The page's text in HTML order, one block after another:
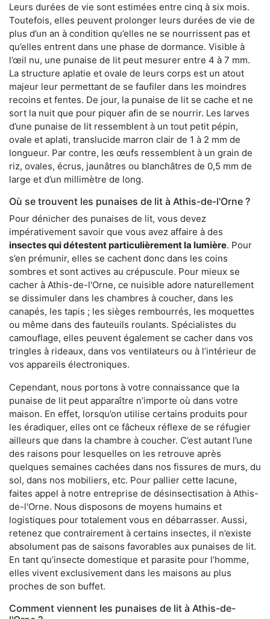
Leurs durées de vie sont estimées entre cinq à six mois.
Toutefois, elles peuvent prolonger leurs durées de vie de
plus d’un an à condition qu’elles ne se nourrissent pas et
qu’elles entrent dans une phase de dormance. Visible à
l’œil nu, une punaise de lit peut mesurer entre 4 à 7 mm.
La structure aplatie et ovale de leurs corps est un atout
majeur leur permettant de se faufiler dans les moindres
recoins et fentes. De jour, la punaise de lit se cache et ne
sort la nuit que pour piquer afin de se nourrir. Les larves
d’une punaise de lit ressemblent à un tout petit pépin,
ovale et aplati, translucide marron clair de 1 à 2 mm de
longueur. Par contre, les œufs ressemblent à un grain de
riz, ovales, écrus, jaunâtres ou blanchâtres de 0,5 mm de
large et d’un millimètre de long.
Où se trouvent les punaises de lit à Athis-de-l'Orne ?
Pour dénicher des punaises de lit, vous devez
impérativement savoir que vous avez affaire à des
insectes qui détestent particulièrement la lumière. Pour
s’en prémunir, elles se cachent donc dans les coins
sombres et sont actives au crépuscule. Pour mieux se
cacher à Athis-de-l'Orne, ce nuisible adore naturellement
se dissimuler dans les chambres à coucher, dans les
canapés, les tapis ; les sièges rembourrés, les moquettes
ou même dans des fauteuils roulants. Spécialistes du
camouflage, elles peuvent également se cacher dans vos
tringles à rideaux, dans vos ventilateurs ou à l’intérieur de
vos appareils électroniques.
Cependant, nous portons à votre connaissance que la
punaise de lit peut apparaître n’importe où dans votre
maison. En effet, lorsqu’on utilise certains produits pour
les éradiquer, elles ont ce fâcheux réflexe de se réfugier
ailleurs que dans la chambre à coucher. C’est autant l’une
des raisons pour lesquelles on les retrouve après
quelques semaines cachées dans nos fissures de murs, du
sol, dans nos mobiliers, etc. Pour pallier cette lacune,
faites appel à notre entreprise de désinsectisation à Athis-
de-l'Orne. Nous disposons de moyens humains et
logistiques pour totalement vous en débarrasser. Aussi,
retenez que contrairement à certains insectes, il n’existe
absolument pas de saisons favorables aux punaises de lit.
En tant qu’insecte domestique et parasite pour l’homme,
elles vivent exclusivement dans les maisons au plus
proches de son buffet.
Comment viennent les punaises de lit à Athis-de-